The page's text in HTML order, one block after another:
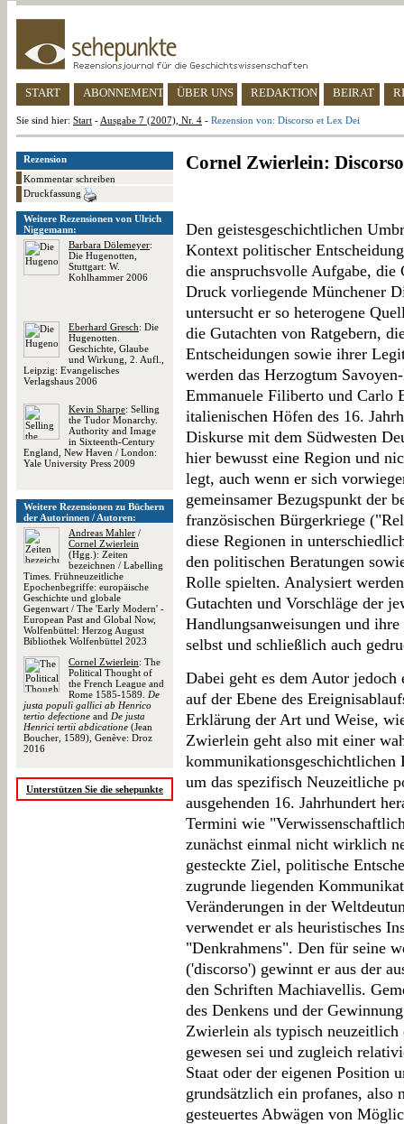
START ABONNEMENT ÜBER UNS REDAKTION BEIRAT
Sie sind hier: Start - Ausgabe 7 (2007), Nr. 4 - Rezension von: Discorso et Lex Dei
Rezension
Kommentar schreiben
Druckfassung
Weitere Rezensionen von Ulrich
Niggemann:
Barbara Dölemeyer:
Die Hugenotten,
Stuttgart: W.
Kohlhammer 2006
Eberhard Gresch: Die
Hugenotten.
Geschichte, Glaube
und Wirkung, 2. Aufl.,
Leipzig: Evangelisches
Verlagshaus 2006
Kevin Sharpe: Selling
the Tudor Monarchy.
Authority and Image
in Sixteenth-Century
England, New Haven / London:
Yale University Press 2009
Weitere Rezensionen zu Büchern
der Autorinnen / Autoren:
Andreas Mahler /
Cornel Zwierlein
(Hgg.): Zeiten
bezeichnen / Labelling
Times. Frühneuzeitliche
Epochenbegriffe: europäische
Geschichte und globale
Gegenwart / The 'Early Modern' -
European Past and Global Now,
Wolfenbüttel: Herzog August
Bibliothek Wolfenbüttel 2023
Cornel Zwierlein: The
Political Thought of
the French League and
Rome 1585-1589. De
justa populi gallici ab Henrico
tertio defectione and De justa
Henrici tertii abdicatione (Jean
Boucher, 1589), Genève: Droz
2016
Unterstützen Sie die sehepunkte
Cornel Zwierlein:
Den geistesgeschichtlichen
Kontext politischer
die anspruchsvolle Aufgabe,
Druck vorliegende Münchener
untersucht er so heterogene
die Gutachten von Ratgebern,
Entscheidungen sowie ihrer
werden das Herzogtum
Emmanuele Filiberto und Carlo
italienischen Höfen des 16.
Diskurse mit dem Südwesten
hier bewusst eine Region und
legt, auch wenn er sich
gemeinsamer Bezugspunkt der
französischen Bürgerkriege
diese Regionen in
den politischen Beratungen
Rolle spielten. Analysiert
Gutachten und Vorschläge der
Handlungsanweisungen und
selbst und schließlich auch
Dabei geht es dem Autor
auf der Ebene des
Erklärung der Art und Weise,
Zwierlein geht also mit einer
kommunikationsgeschichtlichen
um das spezifisch Neuzeitliche
ausgehenden 16. Jahrhundert
Termini wie
zunächst einmal nicht wirklich
gesteckte Ziel, politische
zugrunde liegenden
Veränderungen in der
verwendet er als heuristisches
"Denkrahmens". Den für seine
('discorso') gewinnt er aus der
den Schriften Machiavellis.
des Denkens und der
Zwierlein als typisch
gewesen sei und zugleich
Staat oder der eigenen Position
grundsätzlich ein profanes,
gesteuertes Abwägen von